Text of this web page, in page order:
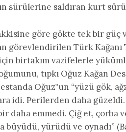
sürülerine saldıran kurt
göre gökte tek bir güç
görevlendirilen Türk Kağanı
birtakım vazifelerle
tıpkı Oğuz Kağan
Oğuz‟un “yüzü gök,
idi. Perilerden daha
daha emmedi. Çiğ et, çorba
büyüdü, yürüdü ve oynadı”